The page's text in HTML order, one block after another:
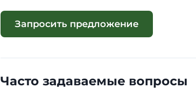
Запросить предложение
Часто задаваемые вопросы